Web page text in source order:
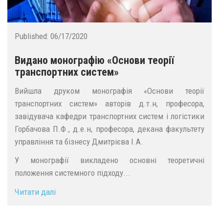
Published: 06/17/2020
Видано монографію «Основи теорії
транспортних систем»
Вийшла друком монографія «Основи теорії
транспортних систем» авторів д.т.н, професора,
завідувача кафедри транспортних систем і логістики
Горбачова П.Ф., д.е.н, професора, декана факультету
управління та бізнесу Дмитрієва І.А.
У монографії викладено основні теоретичні
положення системного підходу...
Читати далі